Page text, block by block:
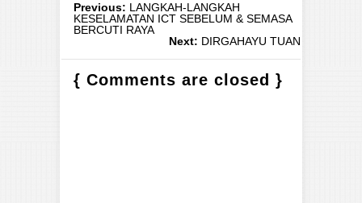
Previous: LANGKAH-LANGKAH
KESELAMATAN ICT SEBELUM & SEMASA
BERCUTI RAYA
Next: DIRGAHAYU TUANKU
{ Comments are closed }